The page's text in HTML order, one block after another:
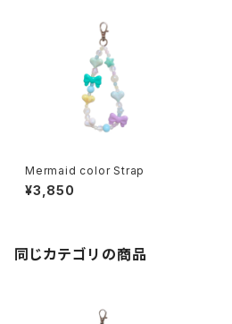
Mermaid color Strap
¥3,850
同じカテゴリの商品